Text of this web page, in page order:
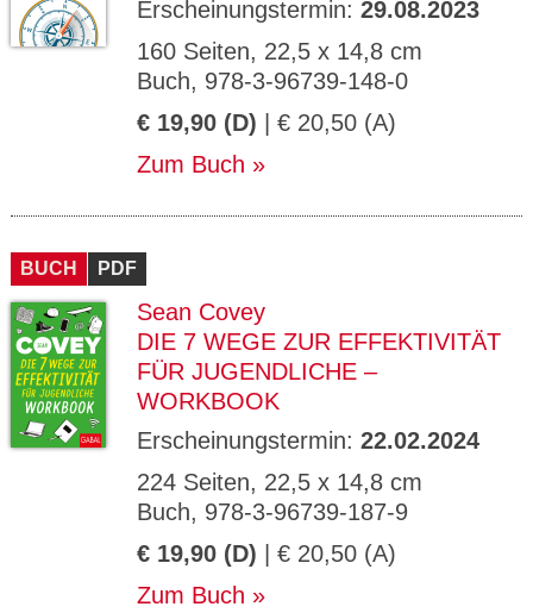
Erscheinungstermin: 29.08.2023
160 Seiten, 22,5 x 14,8 cm
Buch, 978-3-96739-148-0
€ 19,90 (D) | € 20,50 (A)
Zum Buch
BUCH PDF
Sean Covey
DIE 7 WEGE ZUR EFFEKTIVITÄT
FÜR JUGENDLICHE –
WORKBOOK
Erscheinungstermin: 22.02.2024
224 Seiten, 22,5 x 14,8 cm
Buch, 978-3-96739-187-9
€ 19,90 (D) | € 20,50 (A)
Zum Buch